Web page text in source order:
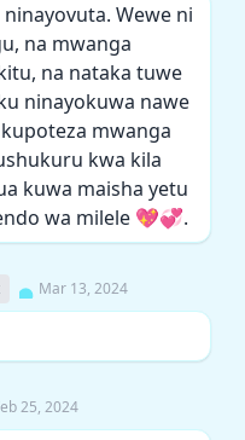
Wewe ni
na mwanga
na nataka tuwe
ninayokuwa nawe
mwanga
kwa kila
kuwa maisha yetu
wa milele 💖💞.
Mar 13, 2024
25, 2024